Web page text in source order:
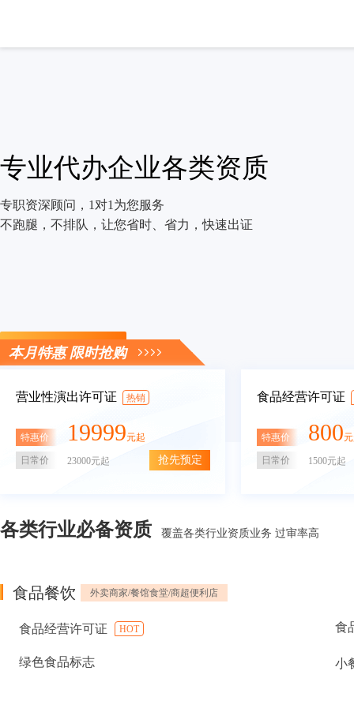
专业代办企业各类资质
专职资深顾问，1对1为您服务
不跑腿，不排队，让您省时、省力，快速出证
立即咨询
本月特惠 限时抢购
营业性演出许可证 热销
特惠价 19999元起
日常价 23000元起 抢先预定
食品经营许可证
特惠价 800
日常价 1500元起
各类行业必备资质 覆盖各类行业资质业务 过审率高
食品餐饮 外卖商家/餐馆食堂/商超便利店
食品经营许可证 HOT 食
绿色食品标志 小